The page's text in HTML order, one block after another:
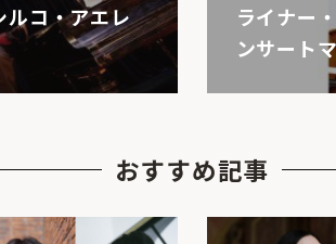
コ・アエレ
ライナー
ンサート
おすすめ記事